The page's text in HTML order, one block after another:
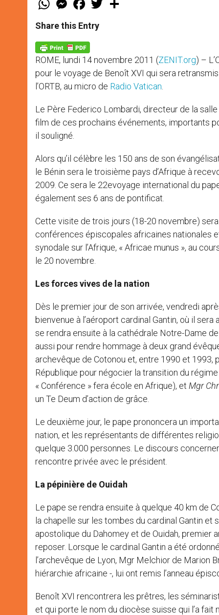
t
s
p
p
e
s
e
g
e
r
a
e
b
k
w
Share this Entry
ROME, lundi 14 novembre 2011 (ZENIT.org) –
pour le voyage de Benoît XVI qui sera
l’ORTB, au micro de Radio Vatican
Le Père Federico Lombardi, directeur de la
film de ces prochains événements, importants
il souligné.
Alors qu’il célèbre les 150 ans de son
le Bénin sera le troisième pays d’Afrique à
2009. Ce sera le 22evoyage international du
également ses 6 ans de pontificat.
Cette visite de trois jours (18-20 novembre)
conférences épiscopales africaines nationales
synodale sur l’Afrique, « Africae munus », au
le 20 novembre.
Les forces vives de la nation
Dès le premier jour de son arrivée, vendredi
bienvenue à l’aéroport cardinal Gantin, où il
se rendra ensuite à la cathédrale Notre-Dame
aussi pour rendre hommage à deux grand
archevêque de Cotonou et, entre 1990 et 1993,
République pour négocier la transition du
« Conférence » fera école en Afrique), et Mgr
un Te Deum d’action de grâce.
Le deuxième jour, le pape prononcera un
nation, et les représentants de différentes
quelque 3.000 personnes. Le discours
rencontre privée avec le président.
La pépinière de Ouidah
Le pape se rendra ensuite à quelque 40 km de
la chapelle sur les tombes du cardinal Gantin
apostolique du Dahomey et de Ouidah, premier
reposer. Lorsque le cardinal Gantin a été
l’archevêque de Lyon, Mgr Melchior de Marion
hiérarchie africaine -, lui ont remis l’anneau
Benoît XVI rencontrera les prêtres, les
et qui porte le nom du diocèse suisse qui l’a